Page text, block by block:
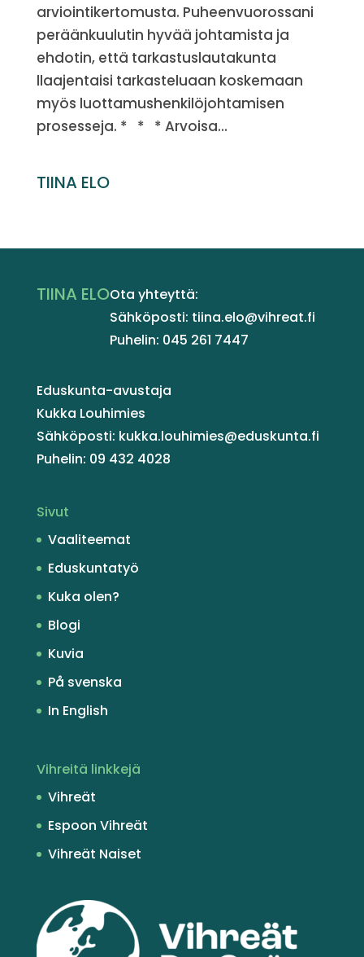
arviointikertomusta. Puheenvuorossani
peräänkuulutin hyvää johtamista ja
ehdotin, että tarkastuslautakunta
llaajentaisi tarkasteluaan koskemaan
myös luottamushenkilöjohtamisen
prosesseja. * * * Arvoisa...
TIINA ELO
TIINA ELOOta yhteyttä:
Sähköposti: tiina.elo@vihreat.fi
Puhelin: 045 261 7447
Eduskunta-avustaja
Kukka Louhimies
Sähköposti: kukka.louhimies@eduskunta.fi
Puhelin: 09 432 4028
Sivut
Vaaliteemat
Eduskuntatyö
Kuka olen?
Blogi
Kuvia
På svenska
In English
Vihreitä linkkejä
Vihreät
Espoon Vihreät
Vihreät Naiset